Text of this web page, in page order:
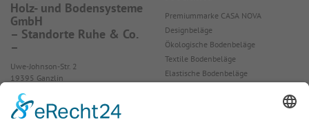
Holz- und Bodensysteme
GmbH
– Standorte Ruhe & Co.
–
Uwe-Johnson-Str. 2
19395 Ganzlin
Tel.: 0551 ‑ 38908‑0
Premiummarke CASA NOVA
Designbeläge
Ökologische Bodenbeläge
Textile Bodenbeläge
Elastische Bodenbeläge